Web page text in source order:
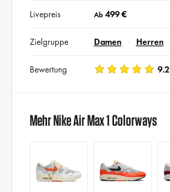
Livepreis Ab499 €
Zielgruppe Damen Herren
Bewertung 9.2
Mehr Nike Air Max 1 Colorways